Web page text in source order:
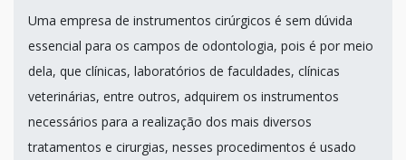
Uma empresa de instrumentos cirúrgicos é sem dúvida
essencial para os campos de odontologia, pois é por meio
dela, que clínicas, laboratórios de faculdades, clínicas
veterinárias, entre outros, adquirem os instrumentos
necessários para a realização dos mais diversos
tratamentos e cirurgias, nesses procedimentos é usado